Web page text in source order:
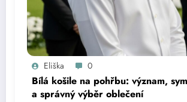
Eliška 0
Bílá košile na pohřbu: význam,
a správný výběr oblečení